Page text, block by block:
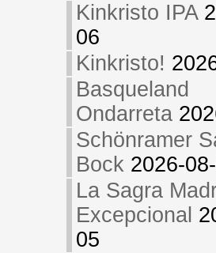
Kinkristo IPA
06
Kinkristo!
Basqueland
Ondarreta
Schönramer
Bock 2026-
La Sagra
Excepcional
05